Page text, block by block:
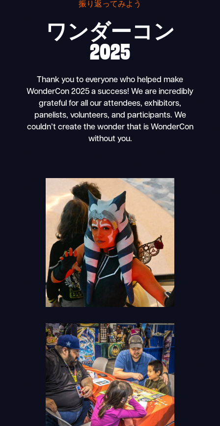
振り返ってみよう
ワンダーコン
2025
Thank you to everyone who helped make
WonderCon 2025 a success! We are incredibly
grateful for all our attendees, exhibitors,
panelists, volunteers, and participants. We
couldn’t create the wonder that is WonderCon
without you.